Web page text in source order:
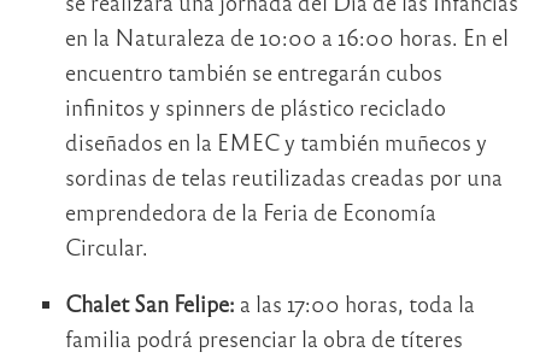
en la Naturaleza de 10:00 a 16:00 horas. En el
encuentro también se entregarán cubos
infinitos y spinners de plástico reciclado
diseñados en la EMEC y también muñecos y
sordinas de telas reutilizadas creadas por una
emprendedora de la Feria de Economía
Circular.
Chalet San Felipe: a las 17:00 horas, toda la
familia podrá presenciar la obra de títeres